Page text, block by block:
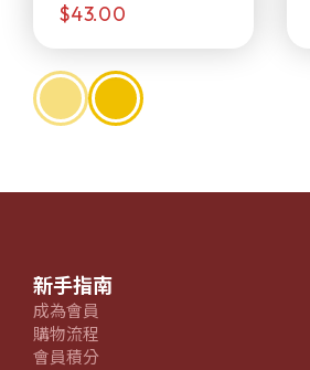
$43.00
新手指南
成為會員
購物流程
會員積分